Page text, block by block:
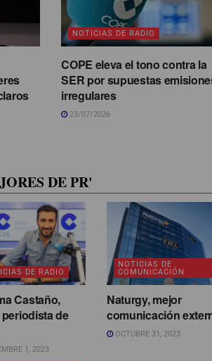
NOTICIAS DE RADIO
COPE eleva el tono contra la
SER por supuestas
irregulares
23/07/2026
DE PR'
DE RADIO
Castaño,
de
1, 2023
NOTICIAS DE
COMUNICACIÓN
Naturgy, mejor
comunicación
OCTUBRE 31, 2023